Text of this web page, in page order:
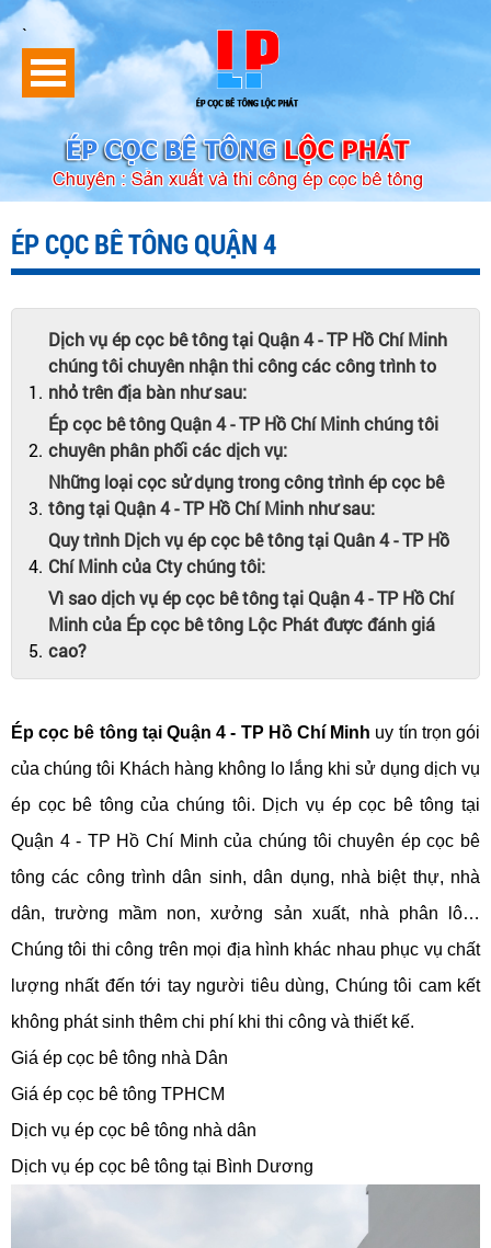
`
ÉP CỌC BÊ TÔNG QUẬN 4
Dịch vụ ép cọc bê tông tại Quận 4 - TP Hồ Chí Minh
chúng tôi chuyên nhận thi công các công trình to
nhỏ trên địa bàn như sau:
Ép cọc bê tông Quận 4 - TP Hồ Chí Minh chúng tôi
chuyên phân phối các dịch vụ:
Những loại cọc sử dụng trong công trình ép cọc bê
tông tại Quận 4 - TP Hồ Chí Minh như sau:
Quy trình Dịch vụ ép cọc bê tông tại Quân 4 - TP Hồ
Chí Minh của Cty chúng tôi:
Vì sao dịch vụ ép cọc bê tông tại Quận 4 - TP Hồ Chí
Minh của Ép cọc bê tông Lộc Phát được đánh giá
cao?
Ép cọc bê tông tại Quận 4 - TP Hồ Chí Minh uy tín trọn gói
của chúng tôi Khách hàng không lo lắng khi sử dụng dịch vụ
ép cọc bê tông của chúng tôi. Dịch vụ ép cọc bê tông tại
Quận 4 - TP Hồ Chí Minh của chúng tôi chuyên ép cọc bê
tông các công trình dân sinh, dân dụng, nhà biệt thự, nhà
dân, trường mầm non, xưởng sản xuất, nhà phân lô…
Chúng tôi thi công trên mọi địa hình khác nhau phục vụ chất
lượng nhất đến tới tay người tiêu dùng, Chúng tôi cam kết
không phát sinh thêm chi phí khi thi công và thiết kế.
Giá ép cọc bê tông nhà Dân
Giá ép cọc bê tông TPHCM
Dịch vụ ép cọc bê tông nhà dân
Dịch vụ ép cọc bê tông tại Bình Dương